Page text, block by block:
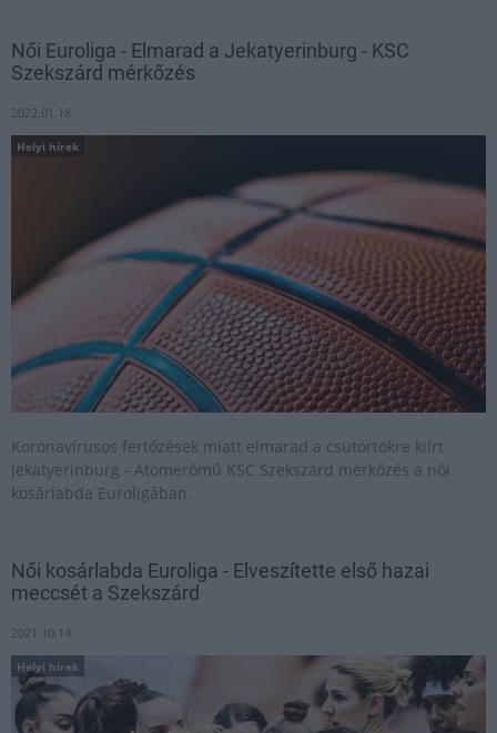
Női Euroliga - Elmarad a Jekatyerinburg - KSC
Szekszárd mérkőzés
2022.01.18
Helyi hírek
Koronavírusos fertőzések miatt elmarad a csütörtökre kiírt
Jekatyerinburg - Atomerőmű KSC Szekszárd mérkőzés a női
kosárlabda Euroligában.
Női kosárlabda Euroliga - Elveszítette első hazai
meccsét a Szekszárd
2021.10.14
Helyi hírek